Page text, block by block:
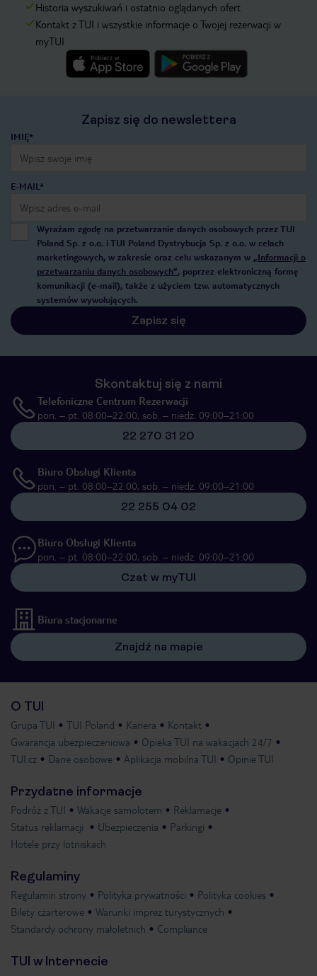
Historia wyszukiwań i ostatnio oglądanych ofert
Kontakt z TUI i wszystkie informacje o Twojej rezerwacji w
myTUI
Zapisz się do newslettera
IMIĘ*
E-MAIL*
Wyrażam zgodę na przetwarzanie danych osobowych przez TUI
Poland Sp. z o.o. i TUI Poland Dystrybucja Sp. z o.o. w celach
marketingowych, w zakresie oraz celu wskazanym w „Informacji o
przetwarzaniu danych osobowych”, poprzez elektroniczną formę
komunikacji (e-mail), także z użyciem tzw. automatycznych
systemów wywołujących.
Zapisz się
Skontaktuj się z nami
Telefoniczne Centrum Rezerwacji
pon. – pt. 08:00–22:00, sob. – niedz. 09:00–21:00
22 270 31 20
Biuro Obsługi Klienta
pon. – pt. 08:00–22:00, sob. – niedz. 09:00–21:00
22 255 04 02
Biuro Obsługi Klienta
pon. – pt. 08:00–22:00, sob. – niedz. 09:00–21:00
Czat w myTUI
Biura stacjonarne
Znajdź na mapie
O TUI
Grupa TUI TUI Poland Kariera
Kontakt
Gwarancja ubezpieczeniowa
Opieka TUI na wakacjach 24/7
TUI.cz
Dane osobowe Aplikacja mobilna TUI Opinie TUI
Przydatne informacje
Podróż z TUI Wakacje samolotem
Reklamacje
Status reklamacji
Ubezpieczenia
Parkingi
Hotele przy lotniskach
Regulaminy
Regulamin strony Polityka prywatności
Polityka cookies
Bilety czarterowe
Warunki imprez turystycznych
Standardy ochrony małoletnich
Compliance
TUI w Internecie